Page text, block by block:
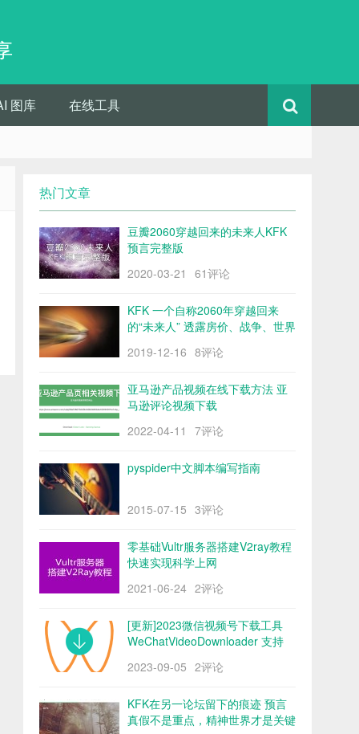
图库 在线工具
热门文章
豆瓣2060穿越回来的未来人KFK
预言完整版
2020-03-21
61评论
KFK 一个自称2060年穿越回来
的“未来人” 透露房价、战争、世界
2019-12-16 8评论
亚马逊产品视频在线下载方法 亚
马逊评论视频下载
2022-04-11
7评论
pyspider中文脚本编写指南
2015-07-15 3评论
零基础Vultr服务器搭建V2ray教程
快速实现科学上网
2021-06-24 2评论
[更新]2023微信视频号下载工具
WeChatVideoDownloader 支持
2023-09-05 2评论
KFK在另一论坛留下的痕迹 预言
真假不是重点，精神世界才是关键